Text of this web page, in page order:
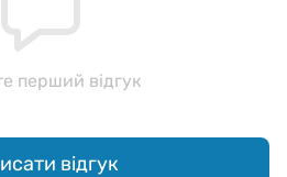
перший відгук
відгук